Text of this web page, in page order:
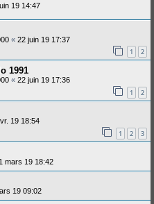
19 14:47
« 22 juin 19 17:37
1 2
1991
« 22 juin 19 17:36
1 2
19 18:54
1 2 3
mars 19 18:42
19 09:02